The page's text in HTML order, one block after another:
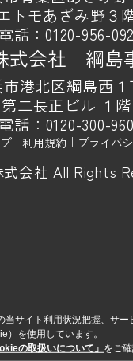
トモあざみ野３
電話：0120-956-092
式会社 綱島
港北区綱島西１
第二長正ビル １階
電話： 0120-300-960
｜ 利用規約 ｜ プライバ
会社 All Rights
当サイト利用状況把握、サー
）を使用しています。
の取扱いについて」 をご確